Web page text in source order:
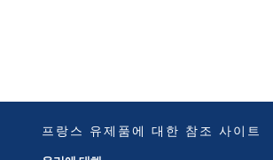
프랑스 유제품에 대한 참조 사이트